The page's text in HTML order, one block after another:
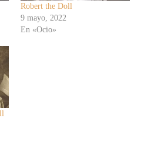
Robert the Doll
9 mayo, 2022
En «Ocio»